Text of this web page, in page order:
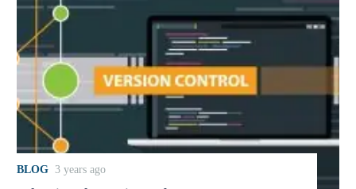
BLOG 3 years ago